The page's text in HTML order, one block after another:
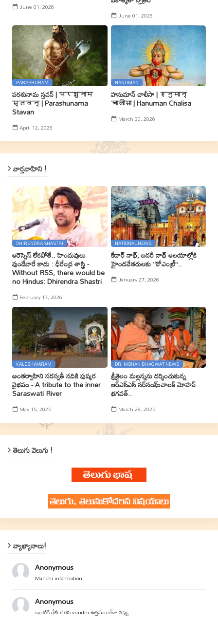
June 01, 2026
June 01, 2026
PARASHURAM
పరశునామ స్తవన్ | परशुनाम
स्तवन् | Parashunama
Stavan
April 12, 2026
HANUMAN
హనుమాన్ చాలీసా | हनुमान्
चालीसा | Hanuman Chalisa
March 30, 2026
వార్తవాహిని !
DHIRENDRA SHASTRI
ఆరెస్సెస్ లేకపోతే.. హిందువులు
వుండేవారే కాదు : ధీరేంద్ర శాస్త్రి -
Without RSS, there would be
no Hindus: Dhirendra Shastri
February 17, 2026
NATIONAL NEWS
కేదార్ నాథ్, బదరీ నాథ్ ఆలయాల్లోకి
హైందవేతరులకు ‘‘నోఎంట్రీ’’..
January 27, 2026
KALESHWARAM
అంతర్వాహిని సరస్వతీ నదికి పుష్కర
వైభవం - A tribute to the inner
Saraswati River
May 15, 2025
DR. MOHAN BHAGWAT NEWS
శ్రీశైలం మల్లన్నను దర్శించుకున్న
ఆర్ఎస్ఎస్ సర్‌సంఘ్‌చాలక్ మోహన్
భగవత్..
March 28, 2025
తెలుగు వెలుగు !
వ్యాఖ్యానాలు!
Anonymous
Manchi information
Anonymous
ఇంటికి గేట్ కలిపి vundhi ఉత్తమం లేదా తప్పు